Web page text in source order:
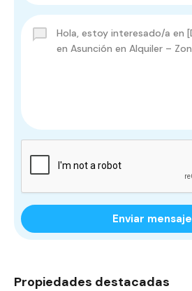
Enviar mensaje
Propiedades destacadas